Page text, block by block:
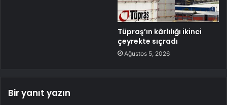
Tüpraş’ın kârlılığı ikinci
çeyrekte sıçradı
Ağustos 5, 2026
Bir yanıt yazın